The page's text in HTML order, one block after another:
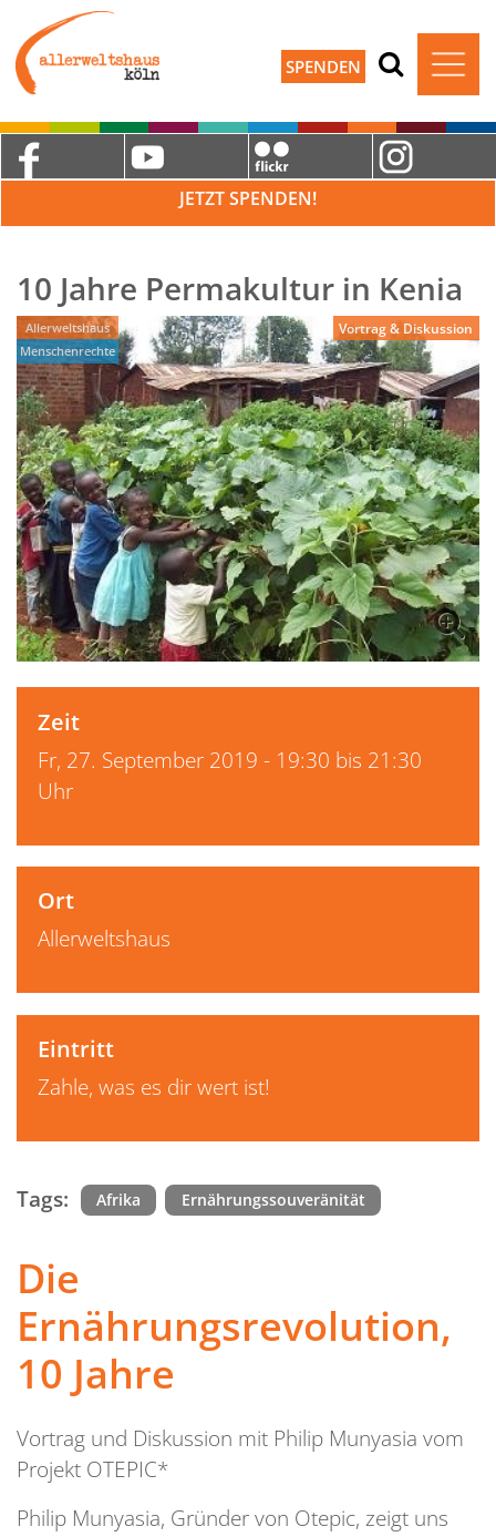
SPENDEN
JETZT SPENDEN!
10 Jahre Permakultur in Kenia
Allerweltshaus
Menschenrechte
Vortrag & Diskussion
Zeit
Fr, 27. September 2019 - 19:30 bis 21:30
Uhr
Ort
Allerweltshaus
Eintritt
Zahle, was es dir wert ist!
Tags: Afrika Ernährungssouveränität
Die
Ernährungsrevolution,
10 Jahre
Vortrag und Diskussion mit Philip Munyasia vom
Projekt OTEPIC*
Philip Munyasia, Gründer von Otepic, zeigt uns